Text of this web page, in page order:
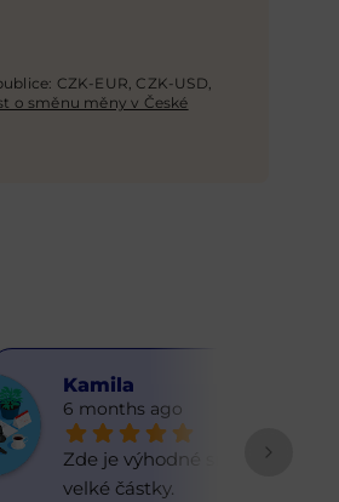
CZK-EUR, CZK-USD,
o směnu měny v České
Kamilа
6 months ago
Zde je výhodné směňovat
velké částky.